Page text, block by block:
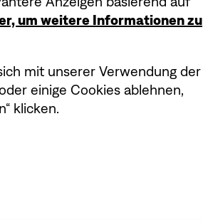
um weitere Informationen zu
mit unserer Verwendung der
einige Cookies ablehnen,
klicken.